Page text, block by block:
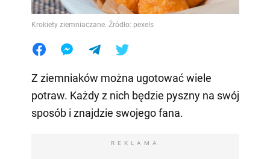
Krokiety ziemniaczane. Źródło: pexels
Z ziemniaków można ugotować wiele
potraw. Każdy z nich będzie pyszny na swój
sposób i znajdzie swojego fana.
REKLAMA